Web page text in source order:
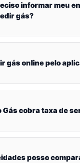
informar meu
gás?
gás online pelo
Gás cobra taxa de
posso